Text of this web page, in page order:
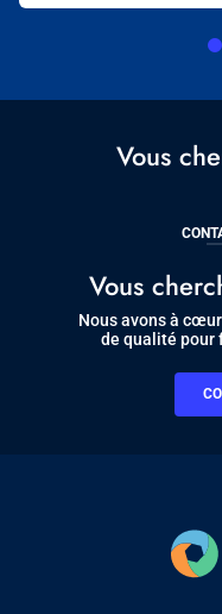
Vous
Vous
Nous avons à
de qualité pour